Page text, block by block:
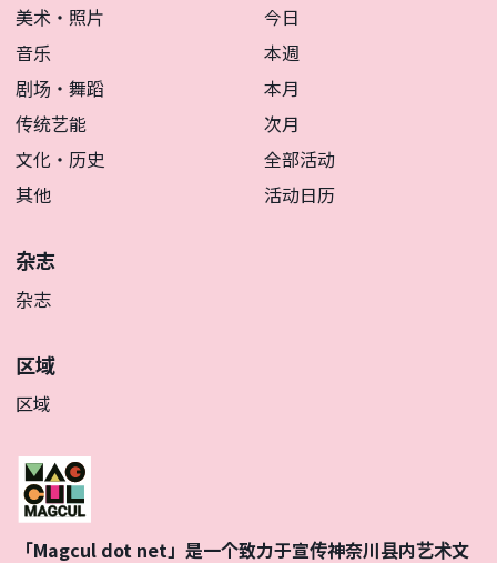
美术・照片
音乐
剧场・舞蹈
传统艺能
文化・历史
其他
今日
本週
本月
次月
全部活动
活动日历
杂志
杂志
区域
区域
「Magcul dot net」是一个致力于宣传神奈川县内艺术文